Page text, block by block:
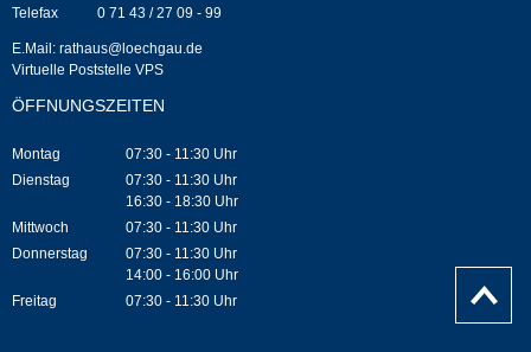
Bodenrichtwerte
Bezirksschornsteinfeger
Bebauungspläne
Fortschreibung Flächennutzungsplan
Telefax
0 71 43 / 27 09 - 99
E.Mail: rathaus@loechgau.de
Virtuelle Poststelle VPS
ÖFFNUNGSZEITEN
Montag
07:30 - 11:30 Uhr
Dienstag
07:30 - 11:30 Uhr
16:30 - 18:30 Uhr
Mittwoch
07:30 - 11:30 Uhr
Donnerstag
07:30 - 11:30 Uhr
14:00 - 16:00 Uhr
Freitag
07:30 - 11:30 Uhr
Oben